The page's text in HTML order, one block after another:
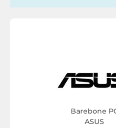
Barebone
ASUS